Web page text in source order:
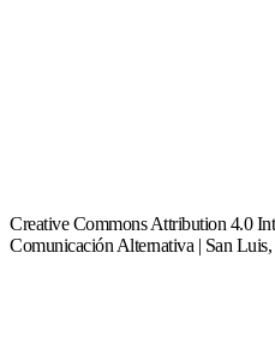
Creative Commons Attribution 4.0
Comunicación Alternativa | San